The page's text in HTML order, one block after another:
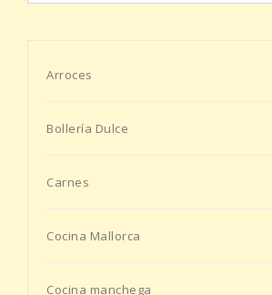
Arroces
Bollería Dulce
Carnes
Cocina Mallorca
Cocina manchega